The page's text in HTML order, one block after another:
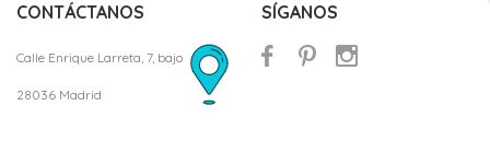
CONTÁCTANOS
Calle Enrique Larreta, 7, bajo
28036 Madrid
SÍGANOS